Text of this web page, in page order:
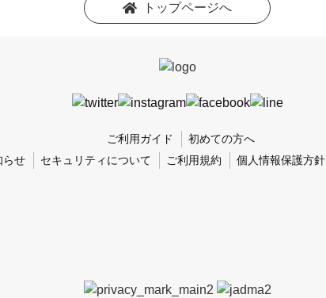
トップページへ
ご利用ガイド
初めての方へ
らせ
セキュリティについて ご利用規約 個人情報保護方針